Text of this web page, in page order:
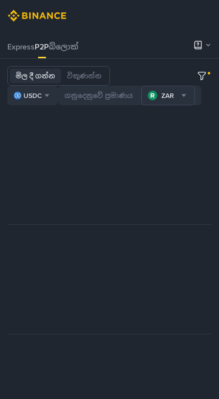
ExpressP2Pබ්ලොක්
මිල දී ගන්න විකුණන්න
USDC ZAR